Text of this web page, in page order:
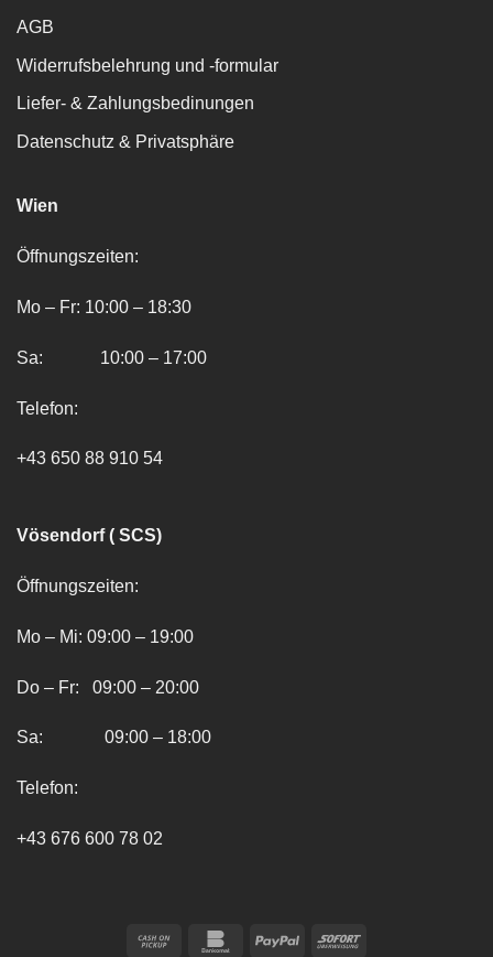
AGB
Widerrufsbelehrung und -formular
Liefer- & Zahlungsbedinungen
Datenschutz & Privatsphäre
Wien
Öffnungszeiten:
Mo – Fr: 10:00 – 18:30
Sa: 10:00 – 17:00
Telefon:
+43 650 88 910 54
Vösendorf ( SCS)
Öffnungszeiten:
Mo – Mi: 09:00 – 19:00
Do – Fr: 09:00 – 20:00
Sa: 09:00 – 18:00
Telefon:
+43 676 600 78 02
Cash
BankomatPayPal Sofort